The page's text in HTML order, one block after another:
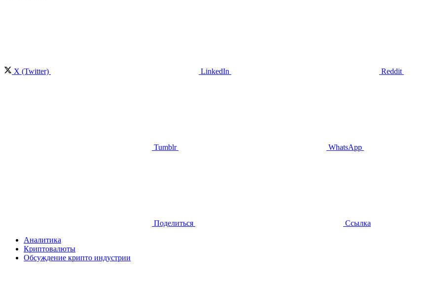
X (Twitter) LinkedIn Reddit
Tumblr WhatsApp
Поделиться
Ссылка
Аналитика
Криптовалюты
Обсуждение крипто индустрии